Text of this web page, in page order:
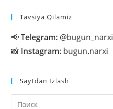
Tavsiya Qilamiz
📢Telegram: @bugun_narxi
📸 Instagram: bugun.narxi
Saytdan Izlash